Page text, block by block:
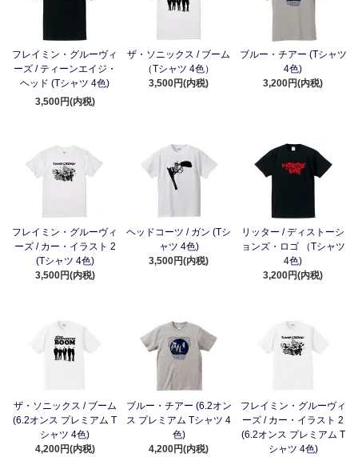
フレイミン・グルーヴィ
ーズ / ティーンエイジ・
ヘッド (Tシャツ 4色)
3,500円(内税)
ザ・ソニックス / ブーム
（Tシャツ 4色）
3,500円(内税)
ブルー・チアー (Tシャツ
4色)
3,200円(内税)
フレイミン・グルーヴィ
ーズ / カー・イラスト 2
(Tシャツ 4色)
3,500円(内税)
ヘッドコーツ / ガン (Tシ
ャツ 4色)
3,500円(内税)
リッター / ディストーシ
ョンズ・ロゴ （Tシャツ
4色)
3,200円(内税)
ザ・ソニックス / ブーム
(6.2オンス プレミアム T
シャツ 4色)
4,200円(内税)
ブルー・チアー (6.2オン
ス プレミアム Tシャツ 4
色)
4,200円(内税)
フレイミン・グルーヴィ
ーズ / カー・イラスト 2
(6.2オンス プレミアム T
シャツ 4色)